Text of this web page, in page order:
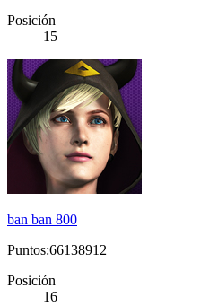
Posición
15
ban ban 800
Puntos:66138912
Posición
16